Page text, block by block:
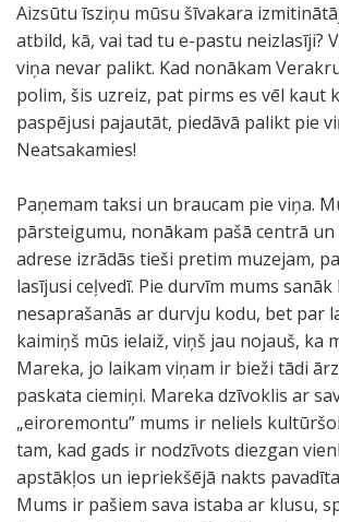
Aizsūtu īsziņu mūsu šīvakara
atbild, kā, vai tad tu e-pastu neizlasīji?
viņa nevar palikt. Kad nonākam
polim, šis uzreiz, pat pirms es vēl kaut
paspējusi pajautāt, piedāvā palikt pie
Neatsakamies!
Paņemam taksi un braucam pie viņa.
pārsteigumu, nonākam pašā centrā un
adrese izrādās tieši pretim muzejam,
lasījusi ceļvedī. Pie durvīm mums
nesaprašanās ar durvju kodu, bet par
kaimiņš mūs ielaiž, viņš jau nojauš, ka
Mareka, jo laikam viņam ir bieži tādi
paskata ciemiņi. Mareka dzīvoklis ar
„eiroremontu” mums ir neliels
tam, kad gads ir nodzīvots diezgan
apstākļos un iepriekšējā nakts
Mums ir pašiem sava istaba ar klusu,